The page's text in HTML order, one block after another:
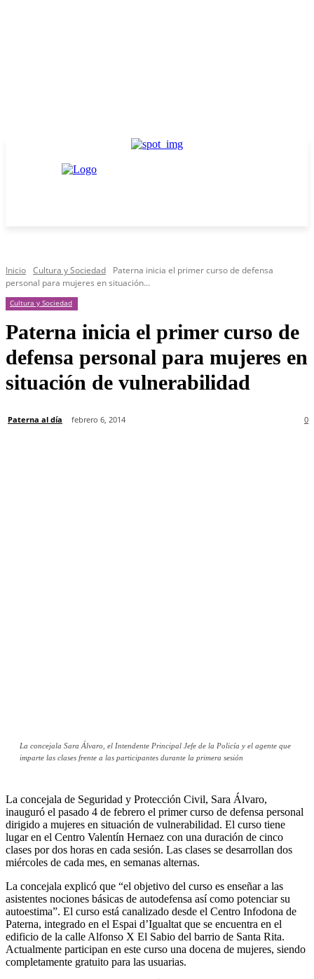
Inicio Cultura y Sociedad
Paterna inicia el primer curso de defensa
personal para mujeres en situación...
Cultura y Sociedad
Paterna inicia el primer curso de
defensa personal para mujeres en
situación de vulnerabilidad
Paterna al día febrero 6, 2014 0
La concejala Sara Álvaro, el Intendente Principal Jefe de la Policía y el agente que
imparte las clases frente a las participantes durante la primera sesión
La concejala de Seguridad y Protección Civil, Sara Álvaro,
inauguró el pasado 4 de febrero el primer curso de defensa personal
dirigido a mujeres en situación de vulnerabilidad. El curso tiene
lugar en el Centro Valentín Hernaez con una duración de cinco
clases por dos horas en cada sesión. Las clases se desarrollan dos
miércoles de cada mes, en semanas alternas.
La concejala explicó que “el objetivo del curso es enseñar a las
asistentes nociones básicas de autodefensa así como potenciar su
autoestima”. El curso está canalizado desde el Centro Infodona de
Paterna, integrado en el Espai d’Igualtat que se encuentra en el
edificio de la calle Alfonso X El Sabio del barrio de Santa Rita.
Actualmente participan en este curso una docena de mujeres, siendo
completamente gratuito para las usuarias.